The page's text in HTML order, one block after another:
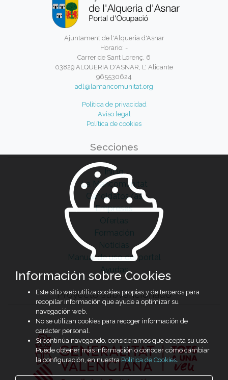
Ajuntament de l'Alqueria d'Asnar
Horario: -
Carrer de Sant Lorenç, 6
03829 ALQUERIA D'ASNAR, L' Alicante
965530624
adl@lamancomunitat.org
Política de privacidad
Aviso legal
Política de cookies
Secciones
Inicio
La Mancomunitat
Candidatos/as
Empresas
Ofertas
Formación
Noticias
Manual de uso del portal
Ayudas
Proyecto subvencionado
Información sobre Cookies
Este sitio web utiliza cookies propias y de terceros para
recopilar información que ayude a optimizar su
navegación web.
No se utilizan cookies para recoger información de
carácter personal.
Si continúa navegando, consideramos que acepta su uso.
Puede obtener más información o conocer cómo cambiar
la configuración, en nuestra Política de Cookies.